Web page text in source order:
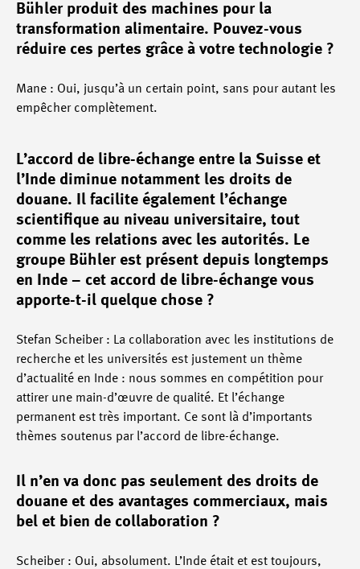
Bühler produit des machines pour la
transformation alimentaire. Pouvez-vous
réduire ces pertes grâce à votre technologie ?
Mane : Oui, jusqu’à un certain point, sans pour autant les
empêcher complètement.
L’accord de libre-échange entre la Suisse et
l’Inde diminue notamment les droits de
douane. Il facilite également l’échange
scientifique au niveau universitaire, tout
comme les relations avec les autorités. Le
groupe Bühler est présent depuis longtemps
en Inde – cet accord de libre-échange vous
apporte-t-il quelque chose ?
Stefan Scheiber : La collaboration avec les institutions de
recherche et les universités est justement un thème
d’actualité en Inde : nous sommes en compétition pour
attirer une main-d’œuvre de qualité. Et l’échange
permanent est très important. Ce sont là d’importants
thèmes soutenus par l’accord de libre-échange.
Il n’en va donc pas seulement des droits de
douane et des avantages commerciaux, mais
bel et bien de collaboration ?
Scheiber : Oui, absolument. L’Inde était et est toujours,